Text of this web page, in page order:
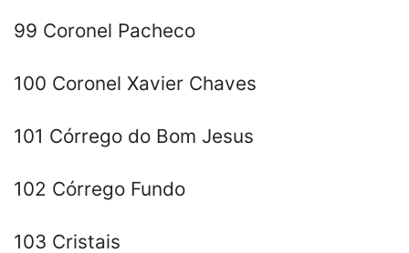
99 Coronel Pacheco
100 Coronel Xavier Chaves
101 Córrego do Bom Jesus
102 Córrego Fundo
103 Cristais